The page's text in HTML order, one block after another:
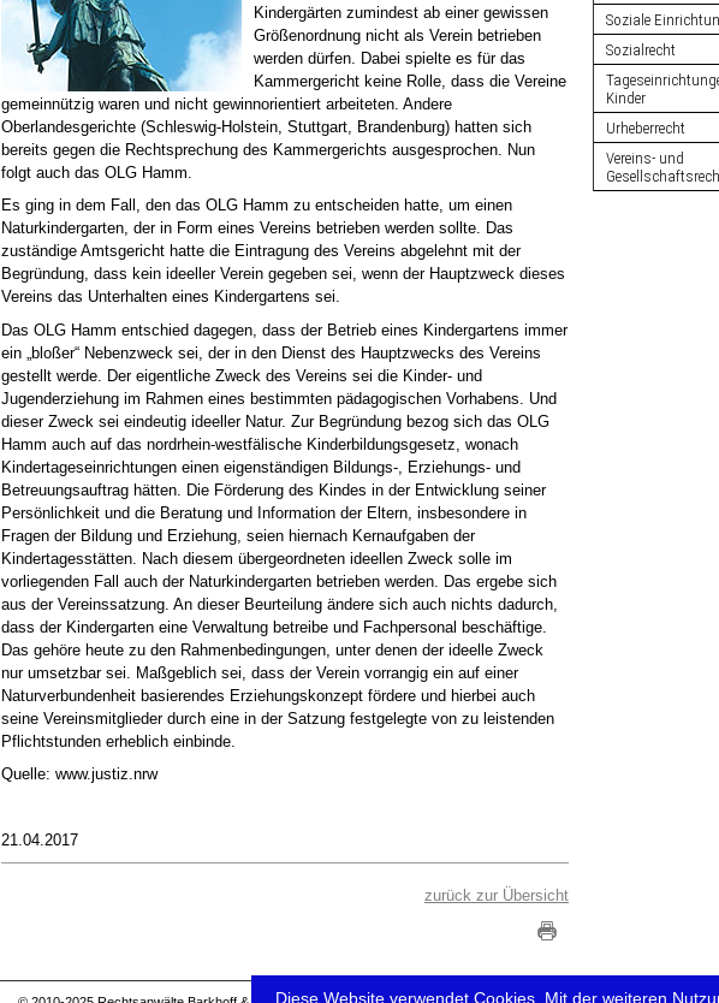
Kindergärten zumindest ab einer gewissen
Größenordnung nicht als Verein betrieben
werden dürfen. Dabei spielte es für das
Kammergericht keine Rolle, dass die Vereine
gemeinnützig waren und nicht gewinnorientiert arbeiteten. Andere
Oberlandesgerichte (Schleswig-Holstein, Stuttgart, Brandenburg) hatten sich
bereits gegen die Rechtsprechung des Kammergerichts ausgesprochen. Nun
folgt auch das OLG Hamm.
Es ging in dem Fall, den das OLG Hamm zu entscheiden hatte, um einen
Naturkindergarten, der in Form eines Vereins betrieben werden sollte. Das
zuständige Amtsgericht hatte die Eintragung des Vereins abgelehnt mit der
Begründung, dass kein ideeller Verein gegeben sei, wenn der Hauptzweck dieses
Vereins das Unterhalten eines Kindergartens sei.
Das OLG Hamm entschied dagegen, dass der Betrieb eines Kindergartens immer
ein „bloßer“ Nebenzweck sei, der in den Dienst des Hauptzwecks des Vereins
gestellt werde. Der eigentliche Zweck des Vereins sei die Kinder- und
Jugenderziehung im Rahmen eines bestimmten pädagogischen Vorhabens. Und
dieser Zweck sei eindeutig ideeller Natur. Zur Begründung bezog sich das OLG
Hamm auch auf das nordrhein-westfälische Kinderbildungsgesetz, wonach
Kindertageseinrichtungen einen eigenständigen Bildungs-, Erziehungs- und
Betreuungsauftrag hätten. Die Förderung des Kindes in der Entwicklung seiner
Persönlichkeit und die Beratung und Information der Eltern, insbesondere in
Fragen der Bildung und Erziehung, seien hiernach Kernaufgaben der
Kindertagesstätten. Nach diesem übergeordneten ideellen Zweck solle im
vorliegenden Fall auch der Naturkindergarten betrieben werden. Das ergebe sich
aus der Vereinssatzung. An dieser Beurteilung ändere sich auch nichts dadurch,
dass der Kindergarten eine Verwaltung betreibe und Fachpersonal beschäftige.
Das gehöre heute zu den Rahmenbedingungen, unter denen der ideelle Zweck
nur umsetzbar sei. Maßgeblich sei, dass der Verein vorrangig ein auf einer
Naturverbundenheit basierendes Erziehungskonzept fördere und hierbei auch
seine Vereinsmitglieder durch eine in der Satzung festgelegte von zu leistenden
Pflichtstunden erheblich einbinde.
Quelle: www.justiz.nrw
21.04.2017
zurück zur Übersicht
Soziale
Sozialrecht
Kinder
Urheberrecht
Vereins- und
Diese Website verwendet Cookies. Mit der weiteren